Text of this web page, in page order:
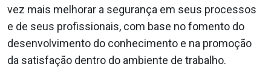
vez mais melhorar a segurança em seus processos
e de seus profissionais, com base no fomento do
desenvolvimento do conhecimento e na promoção
da satisfação dentro do ambiente de trabalho.